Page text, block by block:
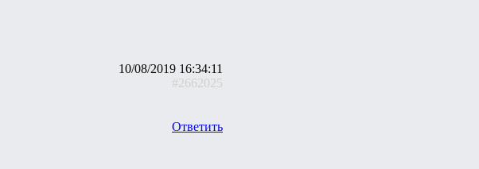
10/08/2019 16:34:11
#2662025
Ответить